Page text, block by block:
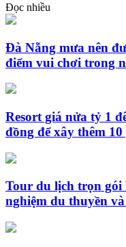
Đọc nhiều
Đà Nẵng mưa nên
điểm vui chơi trong
Resort giá nửa tỷ 1
đồng để xây thêm
Tour du lịch trọn gói
nghiệm du thuyền